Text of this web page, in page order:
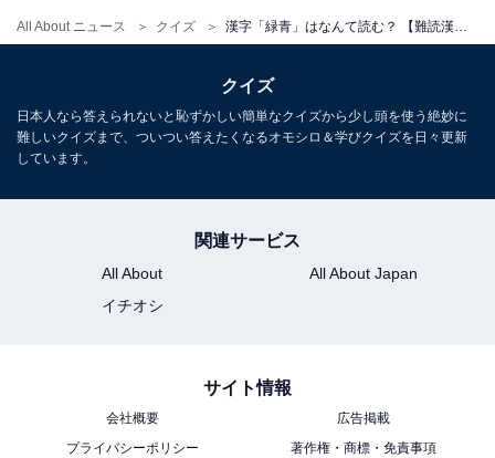
All About ニュース クイズ
・
【脳トレ】この漢字はなんて読む？ 「靨」【難読漢字ク
クイズ
日本人なら答えられないと恥ずかしい簡単なクイズから少し頭を使う絶妙に
難しいクイズまで、ついつい答えたくなるオモシロ＆学びクイズを日々更新
しています。
関連サービス
All About
All About Japan
イチオシ
サイト情報
会社概要
広告掲載
プライバシーポリシー
著作権・商標・免責事項